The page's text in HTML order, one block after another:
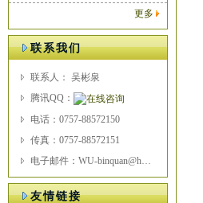
更多
联系我们
联系人： 吴彬泉
腾讯QQ：
电话：0757-88572150
传真：0757-88572151
电子邮件：WU-binquan@hotmail.com
友情链接